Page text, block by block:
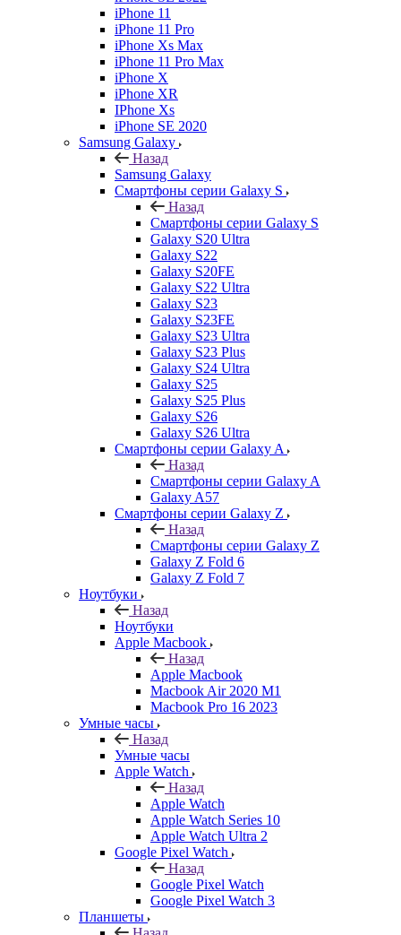
iPhone 11
iPhone 11 Pro
iPhone Xs Max
iPhone 11 Pro Max
iPhone X
iPhone XR
IPhone Xs
iPhone SE 2020
Samsung Galaxy
Назад
Samsung Galaxy
Смартфоны серии Galaxy S
Назад
Смартфоны серии Galaxy S
Galaxy S20 Ultra
Galaxy S22
Galaxy S20FE
Galaxy S22 Ultra
Galaxy S23
Galaxy S23FE
Galaxy S23 Ultra
Galaxy S23 Plus
Galaxy S24 Ultra
Galaxy S25
Galaxy S25 Plus
Galaxy S26
Galaxy S26 Ultra
Смартфоны серии Galaxy A
Назад
Смартфоны серии Galaxy A
Galaxy A57
Смартфоны серии Galaxy Z
Назад
Смартфоны серии Galaxy Z
Galaxy Z Fold 6
Galaxy Z Fold 7
Ноутбуки
Назад
Ноутбуки
Apple Macbook
Назад
Apple Macbook
Macbook Air 2020 M1
Macbook Pro 16 2023
Умные часы
Назад
Умные часы
Apple Watch
Назад
Apple Watch
Apple Watch Series 10
Apple Watch Ultra 2
Google Pixel Watch
Назад
Google Pixel Watch
Google Pixel Watch 3
Планшеты